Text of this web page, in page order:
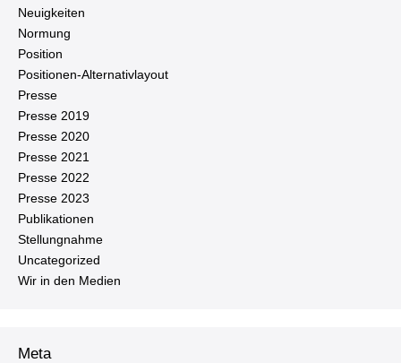
Neu­ig­kei­ten
Normung
Position
Po­si­tio­nen-Al­ter­na­tiv­lay­out
Presse
Presse 2019
Presse 2020
Presse 2021
Presse 2022
Presse 2023
Pu­bli­ka­tio­nen
Stel­lung­nah­me
Un­ca­te­go­ri­zed
Wir in den Medien
Meta